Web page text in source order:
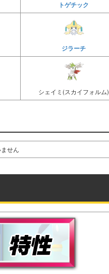
トゲチック
ジラーチ
シェイミ(スカイフォルム)
せん